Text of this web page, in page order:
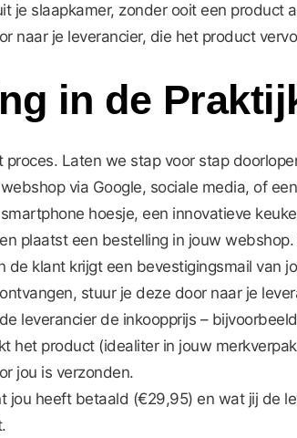
slaapkamer, zonder ooit een product
je leverancier, die het product
in de
Laten we stap voor stap
via Google, sociale media, of
hoesje, een innovatieve
plaatst een bestelling in jouw
klant krijgt een bevestigingsmail van
stuur je deze door naar je
leverancier de inkoopprijs –
het product (idealiter in jouw
jou is verzonden.
heeft betaald (€29,95) en wat jij de